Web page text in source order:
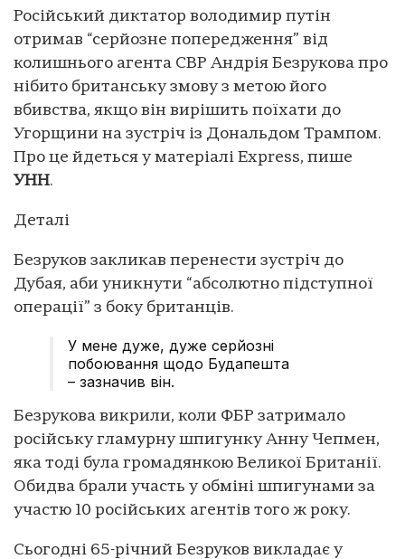
Російський диктатор володимир путін
отримав “серйозне попередження” від
колишнього агента СВР Андрія Безрукова про
нібито британську змову з метою його
вбивства, якщо він вирішить поїхати до
Угорщини на зустріч із Дональдом Трампом.
Про це йдеться у матеріалі Еxpress, пише
УНН.
Деталі
Безруков закликав перенести зустріч до
Дубая, аби уникнути “абсолютно підступної
операції” з боку британців.
У мене дуже, дуже серйозні
побоювання щодо Будапешта
– зазначив він.
Безрукова викрили, коли ФБР затримало
російську гламурну шпигунку Анну Чепмен,
яка тоді була громадянкою Великої Британії.
Обидва брали участь у обміні шпигунами за
участю 10 російських агентів того ж року.
Сьогодні 65-річний Безруков викладає у